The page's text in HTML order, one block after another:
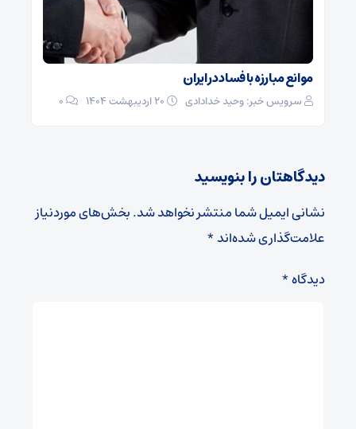
موانع مبارزه با فساد در ایران
سرویس خبر: وحید خدادادی 0
دیدگاهتان را بنویسید
نشانی ایمیل شما منتشر نخواهد شد.بخش‌های موردنیاز
علامت‌گذاری شده‌اند*
دیدگاه*